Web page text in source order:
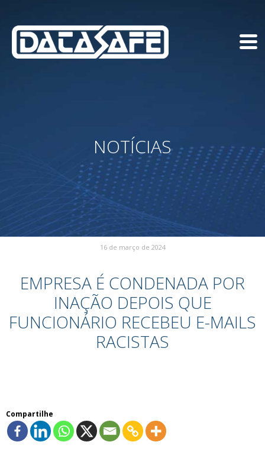
NOTÍCIAS
16 de março de 2024
EMPRESA É CONDENADA POR
INAÇÃO DEPOIS QUE
FUNCIONÁRIO RECEBEU E-MAILS
RACISTAS
Compartilhe